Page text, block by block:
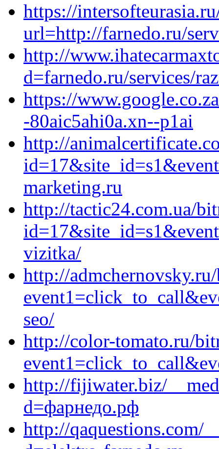
https://
url=http://farnedo.ru/
http://
d=farnedo.ru/services/
https://
-80aic5ahi0a.xn--p1ai
http://
marketing.ru
http://tactic24.com.ua/
vizitka/
http://
seo/
http://color-tomato.ru/
http://fijiwater.biz/
d=фарнедо.рф
http://qaquestions.com/